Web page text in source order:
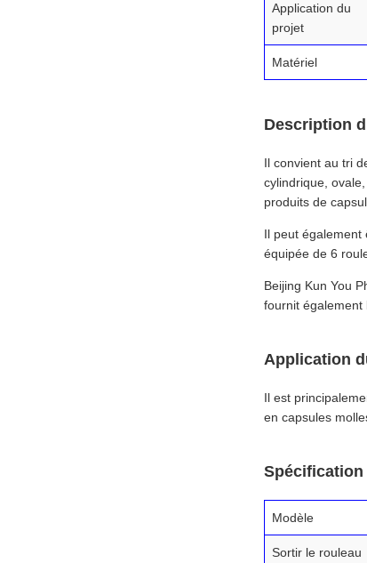
Application du
projet
Matériel
Description
Il convient au tri
cylindrique,
produits de
Il peut également
équipée de 6
Beijing Kun You
fournit également
Application
Il est
en capsules
Spécification
Modèle
Sortir le rouleau